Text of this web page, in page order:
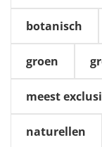
botanisch
groen
meest
naturellen